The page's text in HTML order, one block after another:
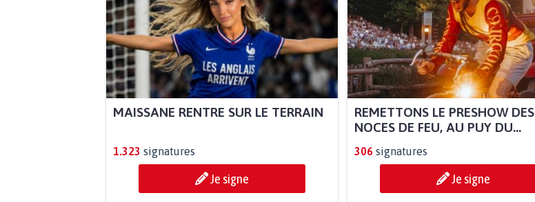
MAISSANE RENTRE SUR LE TERRAIN
1.323 signatures
Je signe
REMETTONS LE PRESHOW DES
NOCES DE FEU, AU PUY DU...
306 signatures
Je signe